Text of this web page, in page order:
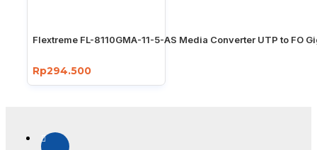
Flextreme FL-8110GMA-11-5-AS Media Converter UTP to FO
Rp294.500